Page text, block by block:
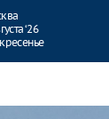
‘26